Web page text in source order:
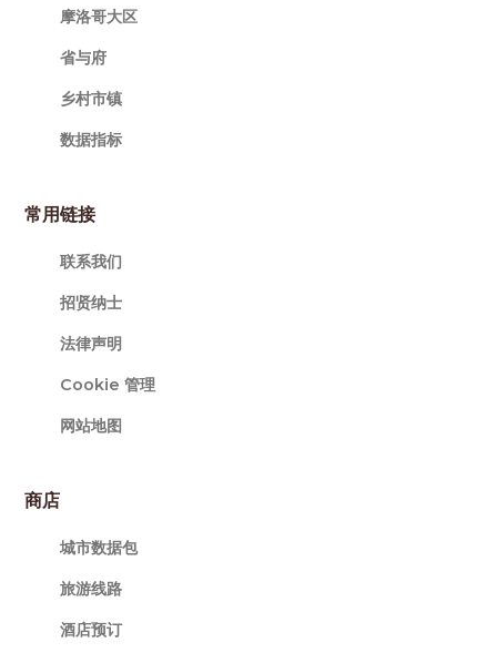
摩洛哥大区
省与府
乡村市镇
数据指标
常用链接
联系我们
招贤纳士
法律声明
Cookie 管理
网站地图
商店
城市数据包
旅游线路
酒店预订